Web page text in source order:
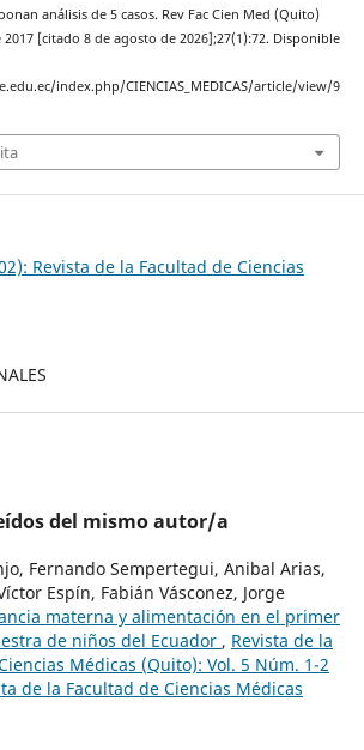
análisis de 5 casos. Rev Fac Cien Med (Quito)
[citado 8 de agosto de 2026];27(1):72. Disponible
index.php/CIENCIAS_MEDICAS/article/view/9
Revista de la Facultad de Ciencias
del mismo autor/a
Fernando Sempertegui, Anibal Arias,
Espín, Fabián Vásconez, Jorge
materna y alimentación en el primer
de niños del Ecuador , Revista de la
Médicas (Quito): Vol. 5 Núm. 1-2
de la Facultad de Ciencias Médicas